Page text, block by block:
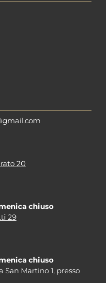
20
chiuso
29
chiuso
San Martino 1, presso